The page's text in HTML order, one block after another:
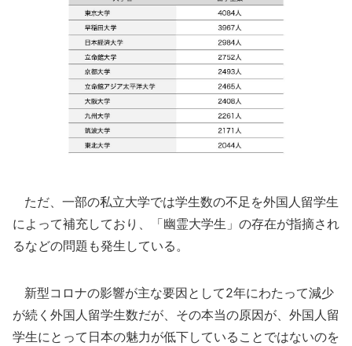
ただ、一部の私立大学では学生数の不足を外国人留学生
によって補充しており、「幽霊大学生」の存在が指摘され
るなどの問題も発生している。
新型コロナの影響が主な要因として2年にわたって減少
が続く外国人留学生数だが、その本当の原因が、外国人留
学生にとって日本の魅力が低下していることではないのを